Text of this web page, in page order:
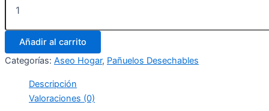
Añadir al carrito
Categorías: Aseo Hogar, Pañuelos Desechables
Descripción
Valoraciones (0)